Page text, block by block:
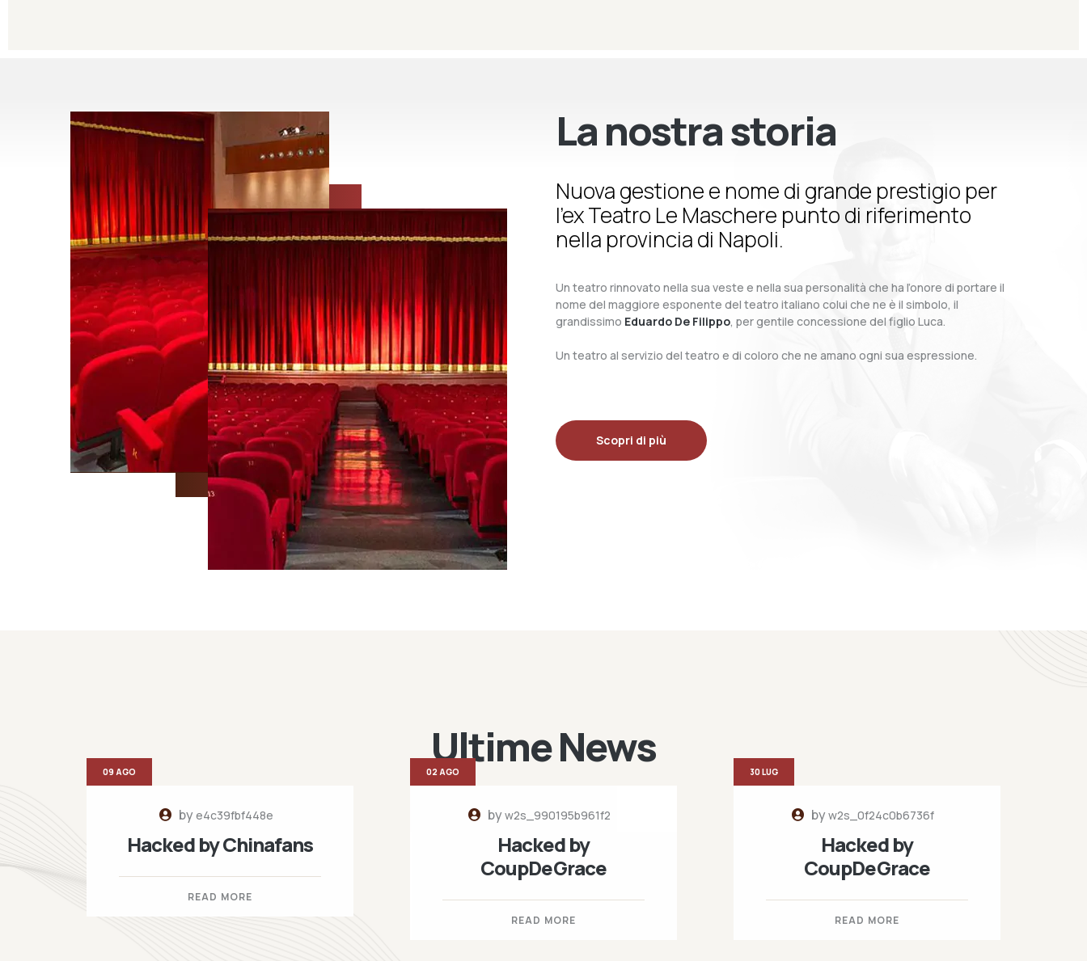
La nostra storia
Nuova gestione e nome di grande prestigio per
l’ex Teatro Le Maschere punto di riferimento
nella provincia di Napoli.
Un teatro rinnovato nella sua veste e nella sua personalità che ha l’onore di portare il
nome del maggiore esponente del teatro italiano colui che ne è il simbolo, il
grandissimo Eduardo De Filippo, per gentile concessione del figlio Luca.
Un teatro al servizio del teatro e di coloro che ne amano ogni sua espressione.
Scopri di più
Ultime News
bye4c39fbf448e
Hacked by Chinafans
READ MORE
09 AGO
byw2s_990195b961f2
Hacked by
CoupDeGrace
READ MORE
02 AGO
byw2s_0f24c0b6736f
Hacked by
CoupDeGrace
READ MORE
30 LUG